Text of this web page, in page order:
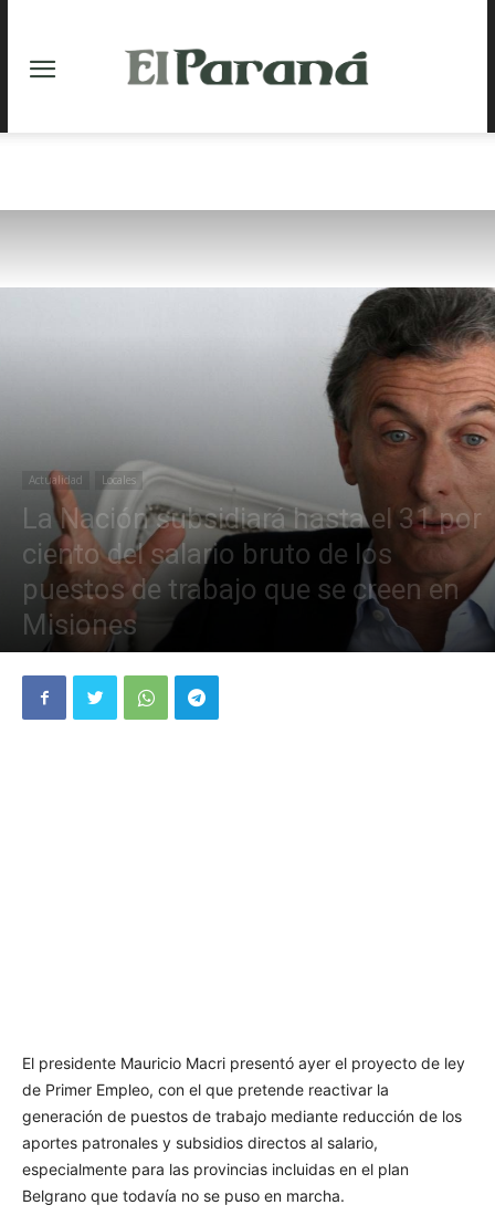
Actualidad Locales
La Nación subsidiará hasta el 31 por
ciento del salario bruto de los
puestos de trabajo que se creen en
Misiones
El presidente Mauricio Macri presentó ayer el proyecto de ley
de Primer Empleo, con el que pretende reactivar la
generación de puestos de trabajo mediante reducción de los
aportes patronales y subsidios directos al salario,
especialmente para las provincias incluidas en el plan
Belgrano que todavía no se puso en marcha.